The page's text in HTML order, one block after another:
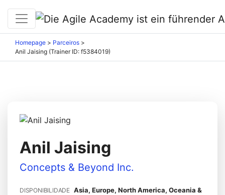
Homepage > Parceiros >
Anil Jaising (Trainer ID: f5384019)
Anil Jaising
Concepts & Beyond Inc.
DISPONIBILIDADE Asia, Europe, North America, Oceania &